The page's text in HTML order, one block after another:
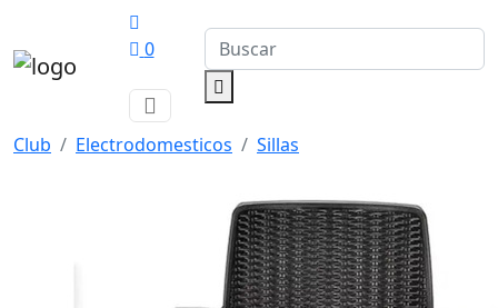
0
Club Electrodomesticos Sillas